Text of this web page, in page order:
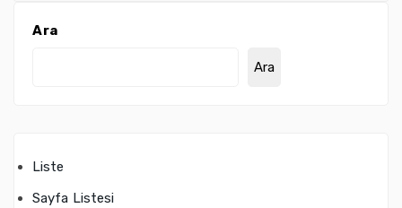
Ara
Ara
Liste
Sayfa Listesi